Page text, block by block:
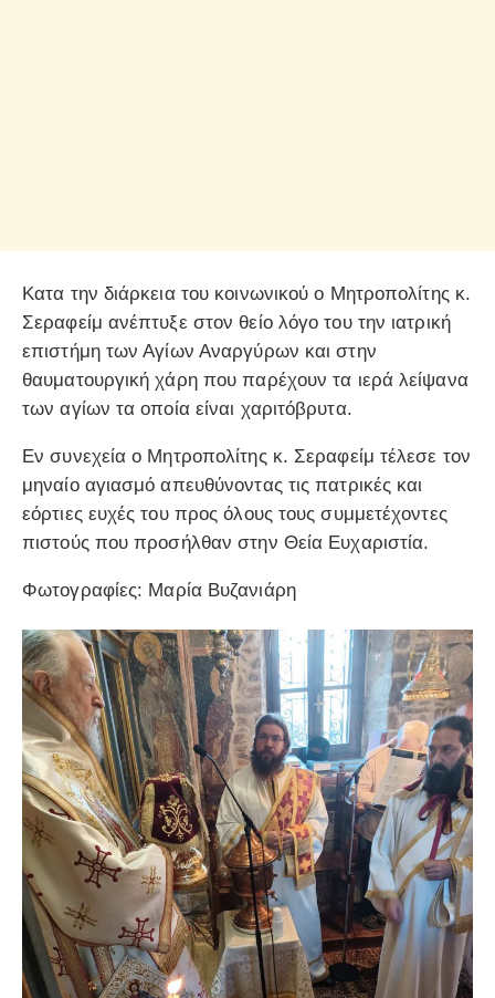
Κατα την διάρκεια του κοινωνικού ο Μητροπολίτης κ.
Σεραφείμ ανέπτυξε στον θείο λόγο του την ιατρική
επιστήμη των Αγίων Αναργύρων και στην
θαυματουργική χάρη που παρέχουν τα ιερά λείψανα
των αγίων τα οποία είναι χαριτόβρυτα.
Εν συνεχεία ο Μητροπολίτης κ. Σεραφείμ τέλεσε τον
μηναίο αγιασμό απευθύνοντας τις πατρικές και
εόρτιες ευχές του προς όλους τους συμμετέχοντες
πιστούς που προσήλθαν στην Θεία Ευχαριστία.
Φωτογραφίες: Μαρία Βυζανιάρη